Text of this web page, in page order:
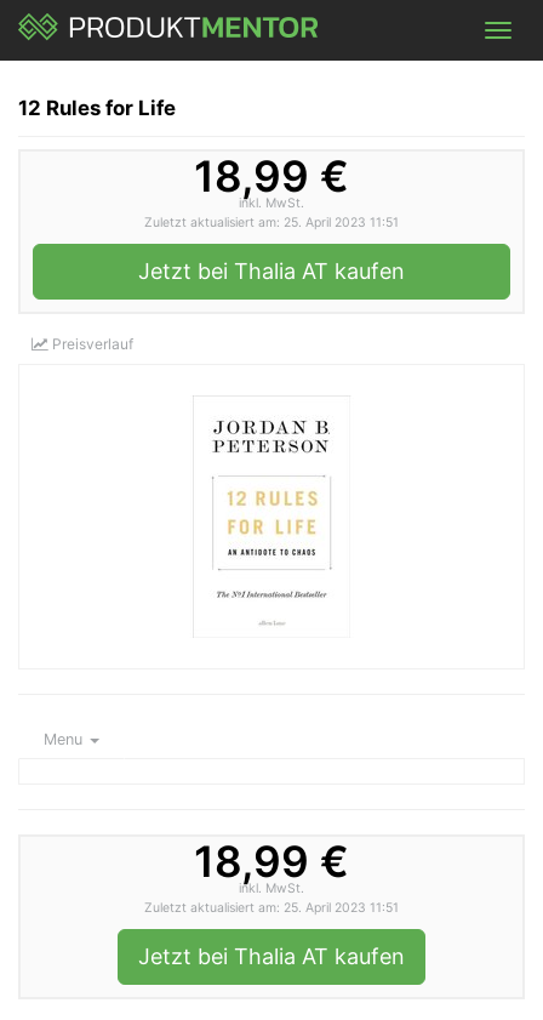
Skip
main
12 Rules for Life
18,99 €
inkl. MwSt.
Zuletzt aktualisiert am: 25. April 2023 11:51
Jetzt bei Thalia AT kaufen
Preisverlauf
Menu
18,99 €
inkl. MwSt.
Zuletzt aktualisiert am: 25. April 2023 11:51
Jetzt bei Thalia AT kaufen